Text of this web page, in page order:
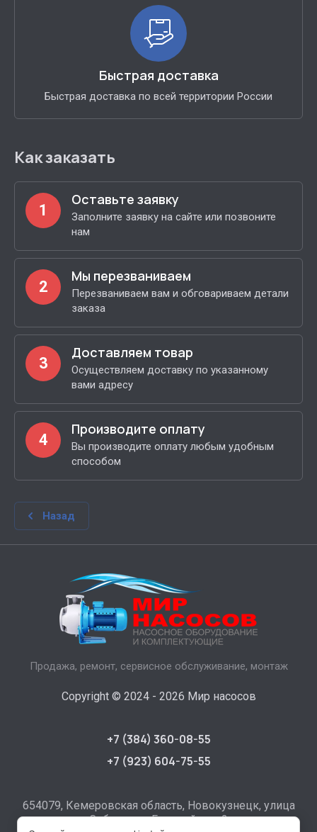
Быстрая доставка
Быстрая доставка по всей территории России
Как заказать
1
Оставьте заявку
Заполните заявку на сайте или позвоните
нам
2
Мы перезваниваем
Перезваниваем вам и обговариваем детали
заказа
3
Доставляем товар
Осуществляем доставку по указанному
вами адресу
4
Производите оплату
Вы производите оплату любым удобным
способом
Назад
Продажа, ремонт, сервисное обслуживание, монтаж
Copyright © 2024 - 2026 Мир насосов
+7 (384) 360-08-55
+7 (923) 604-75-55
654079, Кемеровская область, Новокузнецк, улица
Сибиряков-Гвардейцев, 2